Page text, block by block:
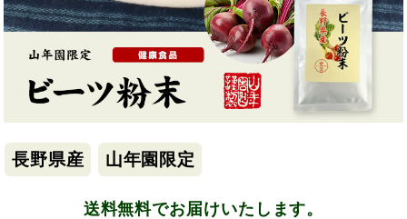
長野県産 山年園限定
送料無料でお届けいたします。